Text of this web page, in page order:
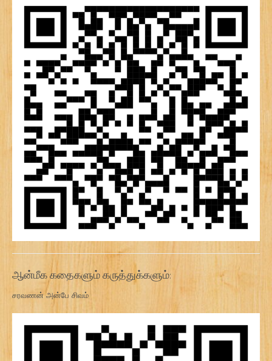
ஆன்மீக கதைகளும் கருத்துக்களும்:
சரவணன் அன்பே சிவம்